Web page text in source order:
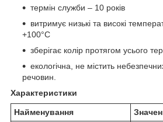
термін служби – 10 років
витримує низькі та високі
+100°С
зберігає колір протягом усього
екологічна, не містить
речовин.
Характеристики
Найменування